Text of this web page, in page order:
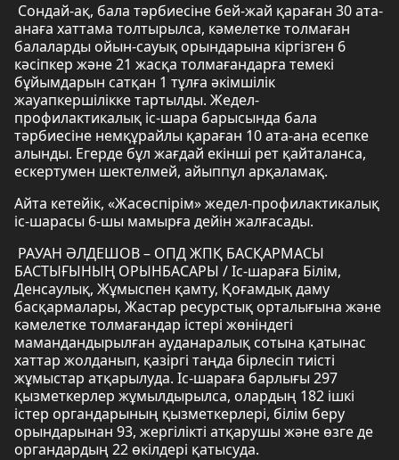
Сондай-ақ, бала тәрбиесіне бей-жай қараған 30 ата-
анаға хаттама толтырылса, кәмелетке толмаған
балаларды ойын-сауық орындарына кіргізген 6
кәсіпкер және 21 жасқа толмағандарға темекі
бұйымдарын сатқан 1 тұлға әкімшілік
жауапкершілікке тартылды. Жедел-
профилактикалық іс-шара барысында бала
тәрбиесіне немқұрайлы қараған 10 ата-ана есепке
алынды. Егерде бұл жағдай екінші рет қайталанса,
ескертумен шектелмей, айыппұл арқаламақ.
Айта кетейік, «Жасөспірім» жедел-профилактикалық
іс-шарасы 6-шы мамырға дейін жалғасады.
РАУАН ӘЛДЕШОВ – ОПД ЖПҚ БАСҚАРМАСЫ
БАСТЫҒЫНЫҢ ОРЫНБАСАРЫ / Іс-шараға Білім,
Денсаулық, Жұмыспен қамту, Қоғамдық даму
басқармалары, Жастар ресурстық орталығына және
кәмелетке толмағандар істері жөніндегі
мамандандырылған ауданаралық сотына қатынас
хаттар жолданып, қазіргі таңда бірлесіп тиісті
жұмыстар атқарылуда. Іс-шараға барлығы 297
қызметкерлер жұмылдырылса, олардың 182 ішкі
істер органдарының қызметкерлері, білім беру
орындарынан 93, жергілікті атқарушы және өзге де
органдардың 22 өкілдері қатысуда.